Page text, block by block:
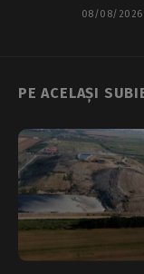
08/08/2026
PE ACELAȘI